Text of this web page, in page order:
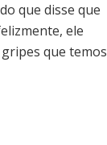
que disse que
ele
que temos